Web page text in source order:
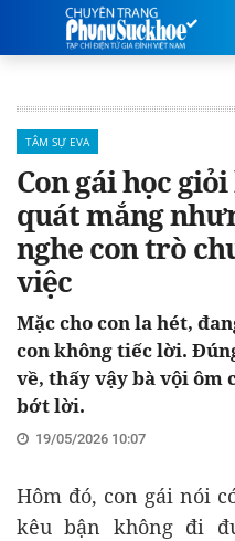
TÂM SỰ EVA
Con gái học
quát mắng
nghe con trò
việc
Mặc cho con la hét,
con không tiếc lời.
về, thấy vậy bà vội ôm
bớt lời.
19/05/2026 10:07
Hôm đó, con gái nói
kêu bận không đi